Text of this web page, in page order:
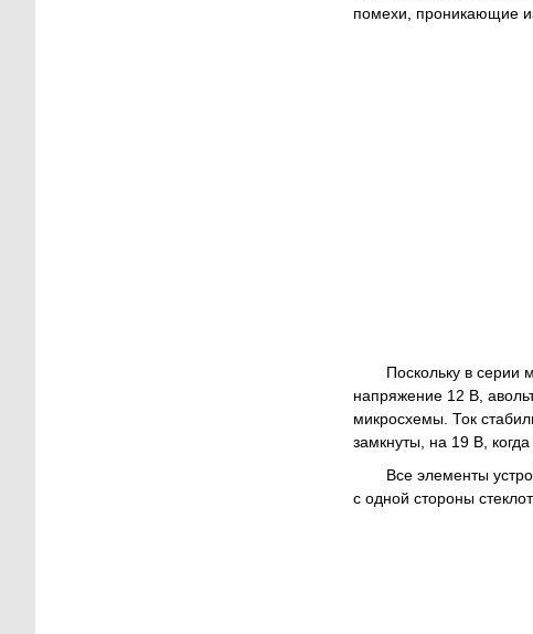
помехи, проникающие из
Поскольку в
напряжение 12 В,
микросхемы. Ток
замкнуты, на 19 В,
Все элементы
с одной стороны